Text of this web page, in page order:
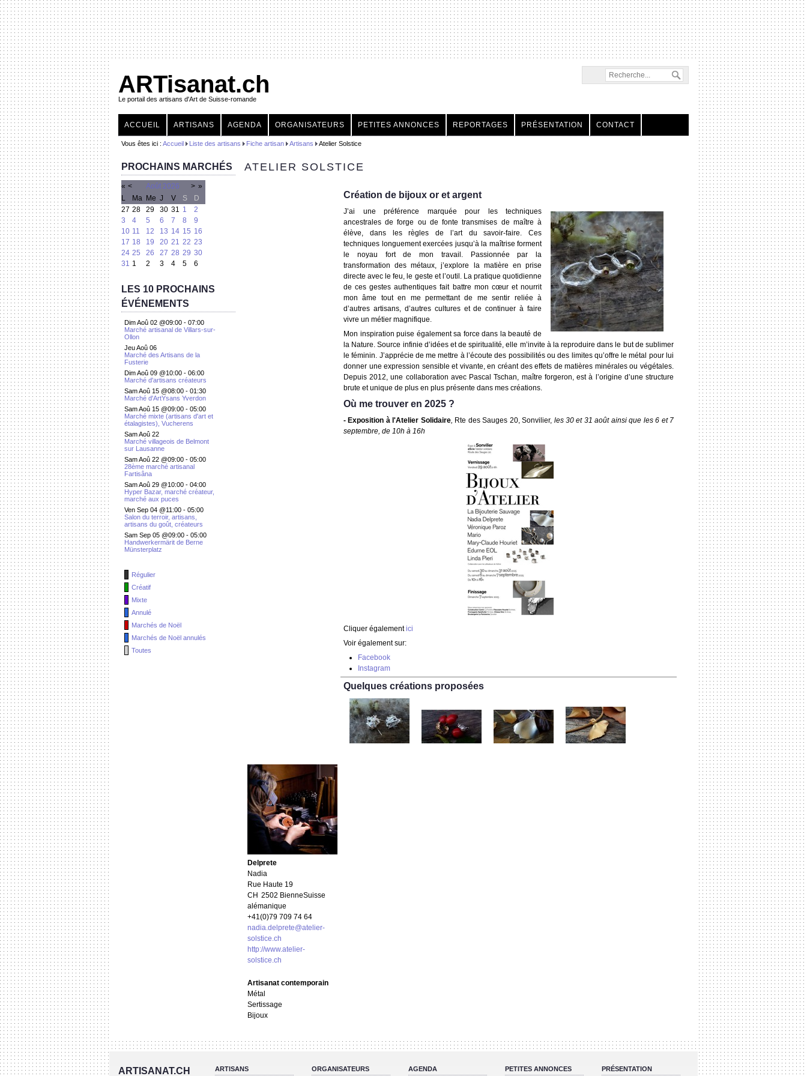
ARTisanat.ch
Le portail des artisans d'Art de Suisse-romande
ACCUEIL ARTISANS AGENDA ORGANISATEURS PETITES ANNONCES REPORTAGES PRÉSENTATION CONTACT
Vous êtes ici : Accueil Liste des artisans Fiche artisan Artisans Atelier Solstice
PROCHAINS MARCHÉS
« < Août 2026 > »
L
Ma Me J V S
D
27 28 29 30 31 1
2
3
4 5 6 7 8
9
10 11 12 13 14 15 16
17 18 19 20 21 22 23
24 25 26 27 28 29 30
31 1 2 3 4 5 6
LES 10 PROCHAINS
ÉVÉNEMENTS
Dim Aoû 02 @09:00 - 07:00
Marché artisanal de Villars-sur-
Ollon
Jeu Aoû 06
Marché des Artisans de la
Fusterie
Dim Aoû 09 @10:00 - 06:00
Marché d'artisans créateurs
Sam Aoû 15 @08:00 - 01:30
Marché d'ArtYsans Yverdon
Sam Aoû 15 @09:00 - 05:00
Marché mixte (artisans d'art et
étalagistes), Vucherens
Sam Aoû 22
Marché villageois de Belmont
sur Lausanne
Sam Aoû 22 @09:00 - 05:00
28ème marché artisanal
Fartisâna
Sam Aoû 29 @10:00 - 04:00
Hyper Bazar, marché créateur,
marché aux puces
Ven Sep 04 @11:00 - 05:00
Salon du terroir, artisans,
artisans du goût, créateurs
Sam Sep 05 @09:00 - 05:00
Handwerkermärit de Berne
Münsterplatz
Régulier
Créatif
Mixte
Annulé
Marchés de Noël
Marchés de Noël annulés
Toutes
ATELIER SOLSTICE
Création de bijoux or et argent
J’ai une préférence marquée pour les techniques
ancestrales de forge ou de fonte transmises de maître à
élève, dans les règles de l’art du savoir-faire. Ces
techniques longuement exercées jusqu’à la maîtrise forment
le noyau fort de mon travail. Passionnée par la
transformation des métaux, j’explore la matière en prise
directe avec le feu, le geste et l’outil. La pratique quotidienne
de ces gestes authentiques fait battre mon cœur et nourrit
mon âme tout en me permettant de me sentir reliée à
d’autres artisans, d’autres cultures et de continuer à faire
vivre un métier magnifique.
Mon inspiration puise également sa force dans la beauté de
la Nature. Source infinie d’idées et de spiritualité, elle m’invite à la reproduire dans le but de sublimer
le féminin. J’apprécie de me mettre à l’écoute des possibilités ou des limites qu’offre le métal pour lui
donner une expression sensible et vivante, en créant des effets de matières minérales ou végétales.
Depuis 2012, une collaboration avec Pascal Tschan, maître forgeron, est à l’origine d’une structure
brute et unique de plus en plus présente dans mes créations.
Où me trouver en 2025 ?
- Exposition à l'Atelier Solidaire, Rte des Sauges 20, Sonvilier, les 30 et 31 août ainsi que les 6 et 7
septembre, de 10h à 16h
Cliquer égalementici
Voir également sur:
Facebook
Instagram
Quelques créations proposées
Delprete
Nadia
Rue Haute 19
CH 2502 BienneSuisse
alémanique
+41(0)79 709 74 64
nadia.delprete@atelier-
solstice.ch
http://www.atelier-
solstice.ch
Artisanat contemporain
Métal
Sertissage
Bijoux
ARTISANAT.CH ARTISANS ORGANISATEURS AGENDA PETITES ANNONCES PRÉSENTATION